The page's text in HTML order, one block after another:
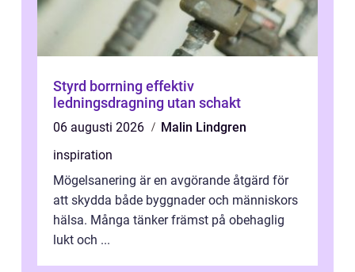
Styrd borrning effektiv
ledningsdragning utan schakt
06 augusti 2026
Malin Lindgren
inspiration
Mögelsanering är en avgörande åtgärd för
att skydda både byggnader och människors
hälsa. Många tänker främst på obehaglig
lukt och ...